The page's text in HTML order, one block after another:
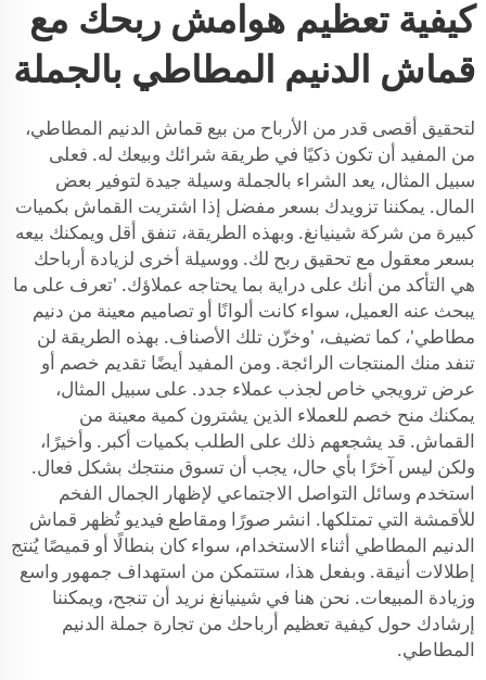
كيفية تعظيم هوامش ربحك مع
قماش الدنيم المطاطي بالجملة
لتحقيق أقصى قدر من الأرباح من بيع قماش الدنيم المطاطي،
من المفيد أن تكون ذكيًا في طريقة شرائك وبيعك له. فعلى
سبيل المثال، يعد الشراء بالجملة وسيلة جيدة لتوفير بعض
المال. يمكننا تزويدك بسعر مفضل إذا اشتريت القماش بكميات
كبيرة من شركة شينيانغ. وبهذه الطريقة، تنفق أقل ويمكنك بيعه
بسعر معقول مع تحقيق ربح لك. ووسيلة أخرى لزيادة أرباحك
هي التأكد من أنك على دراية بما يحتاجه عملاؤك. 'تعرف على ما
يبحث عنه العميل، سواء كانت ألوانًا أو تصاميم معينة من دنيم
مطاطي'، كما تضيف، 'وخزّن تلك الأصناف. بهذه الطريقة لن
تنفد منك المنتجات الرائجة. ومن المفيد أيضًا تقديم خصم أو
عرض ترويجي خاص لجذب عملاء جدد. على سبيل المثال،
يمكنك منح خصم للعملاء الذين يشترون كمية معينة من
القماش. قد يشجعهم ذلك على الطلب بكميات أكبر. وأخيرًا،
ولكن ليس آخرًا بأي حال، يجب أن تسوق منتجك بشكل فعال.
استخدم وسائل التواصل الاجتماعي لإظهار الجمال الفخم
للأقمشة التي تمتلكها. انشر صورًا ومقاطع فيديو تُظهر قماش
الدنيم المطاطي أثناء الاستخدام، سواء كان بنطالًا أو قميصًا يُنتج
إطلالات أنيقة. وبفعل هذا، ستتمكن من استهداف جمهور واسع
وزيادة المبيعات. نحن هنا في شينيانغ نريد أن تنجح، ويمكننا
إرشادك حول كيفية تعظيم أرباحك من تجارة جملة الدنيم
المطاطي.